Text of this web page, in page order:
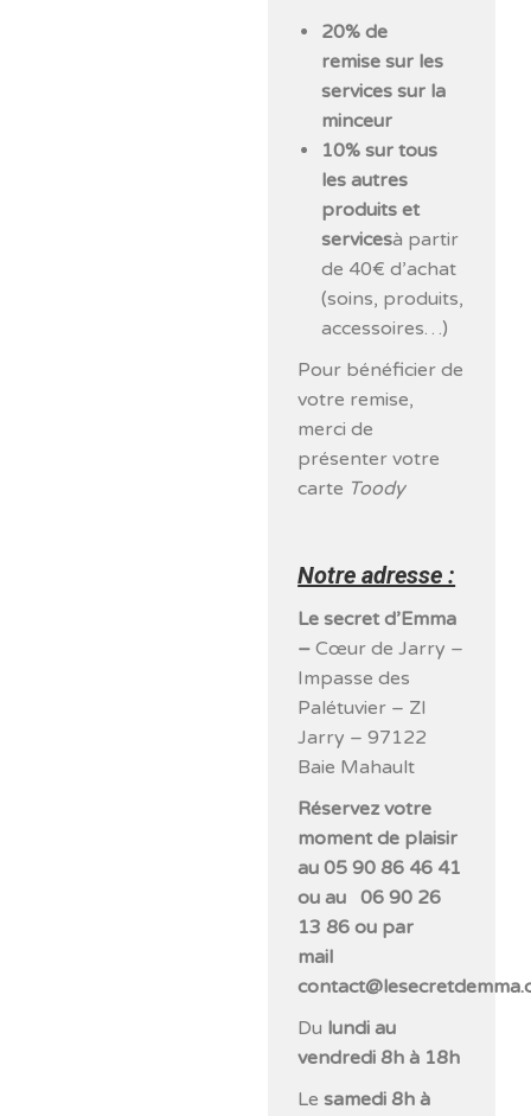
20% de
remise sur les
services sur la
minceur
10% sur tous
les autres
produits et
servicesà partir
de 40€ d’achat
(soins, produits,
accessoires…)
Pour bénéficier de
votre remise,
merci de
présenter votre
carte Toody
Notre adresse :
Le secret d’Emma
–Cœur de Jarry –
Impasse des
Palétuvier – ZI
Jarry – 97122
Baie Mahault
Réservez votre
moment de plaisir
au 05 90 86 46 41
ou au 06 90 26
13 86 ou par
mail
Du lundi au
vendredi 8h à 18h
Lesamedi 8h à